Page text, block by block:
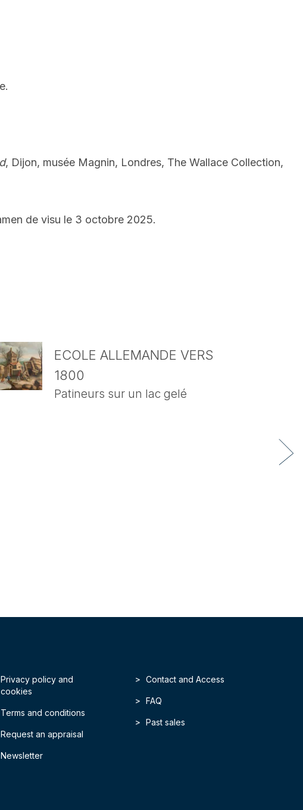
, Dijon, musée Magnin, Londres, The Wallace Collection,
de visu le 3 octobre 2025.
ECOLE ALLEMANDE VERS
1800
Patineurs sur un lac gelé
Privacy policy and
cookies
Terms and conditions
Request an appraisal
Newsletter
Contact and Access
FAQ
Past sales